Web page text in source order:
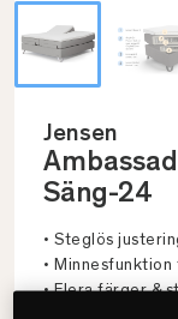
Jensen
Säng-24
• Steglös
•
• Flera färger &